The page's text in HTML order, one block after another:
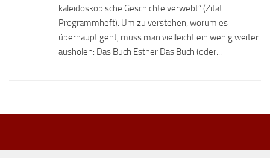
kaleidoskopische Geschichte verwebt“ (Zitat
Programmheft). Um zu verstehen, worum es
überhaupt geht, muss man vielleicht ein wenig weiter
ausholen: Das Buch Esther Das Buch (oder...